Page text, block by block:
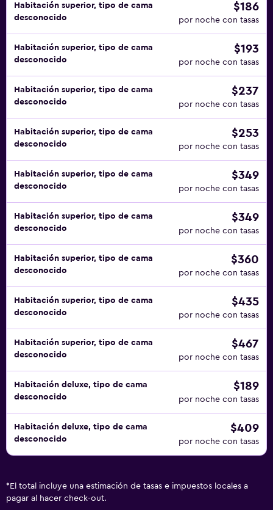
Habitación superior, tipo de cama
desconocido
$186
por noche con tasas
Habitación superior, tipo de cama
desconocido
$193
por noche con tasas
Habitación superior, tipo de cama
desconocido
$237
por noche con tasas
Habitación superior, tipo de cama
desconocido
$253
por noche con tasas
Habitación superior, tipo de cama
desconocido
$349
por noche con tasas
Habitación superior, tipo de cama
desconocido
$349
por noche con tasas
Habitación superior, tipo de cama
desconocido
$360
por noche con tasas
Habitación superior, tipo de cama
desconocido
$435
por noche con tasas
Habitación superior, tipo de cama
desconocido
$467
por noche con tasas
Habitación deluxe, tipo de cama
desconocido
$189
por noche con tasas
Habitación deluxe, tipo de cama
desconocido
$409
por noche con tasas
* El total incluye una estimación de tasas e impuestos locales a
pagar al hacer check-out.